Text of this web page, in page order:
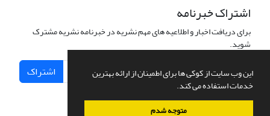
این وب سایت از کوکی ها برای اطمینان از ارائه بهترین
خدمات استفاده می کند.
متوجه شدم
اشتراک خبرنامه
برای دریافت اخبار و اطلاعیه های مهم نشریه در خبرنامه نشریه مشترک
شوید.
اشتراک